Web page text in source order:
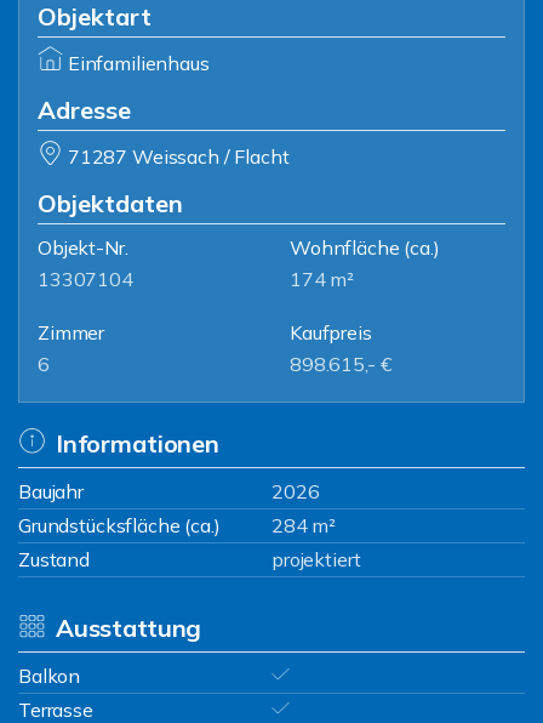
Objektart
Einfamilienhaus
Adresse
71287 Weissach / Flacht
Objektdaten
Objekt-Nr.
13307104
Wohnfläche (ca.)
174 m²
Zimmer
6
Kaufpreis
898.615,- €
Informationen
Baujahr
2026
Grundstücksfläche (ca.)
284 m²
Zustand
projektiert
Ausstattung
Balkon
Terrasse